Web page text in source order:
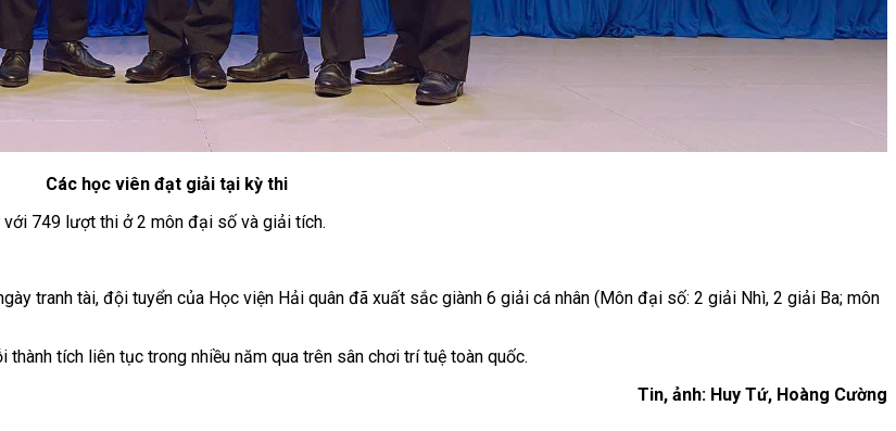
Các học viên đạt giải tại kỳ thi
749 lượt thi ở 2 môn đại số và giải tích.
tranh tài, đội tuyển của Học viện Hải quân đã xuất sắc giành 6 giải cá nhân (Môn đại số: 2 giải Nhì, 2 giải Ba; môn
tích liên tục trong nhiều năm qua trên sân chơi trí tuệ toàn quốc.
Tin, ảnh: Huy Tứ, Hoàng Cường